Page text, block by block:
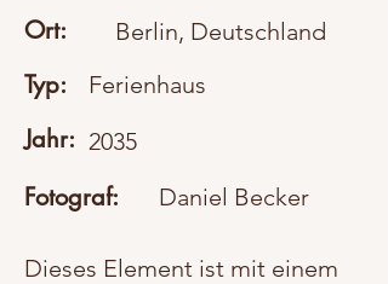
Ort: Berlin, Deutschland
Typ: Ferienhaus
Jahr: 2035
Fotograf: Daniel Becker
Dieses Element ist mit einem